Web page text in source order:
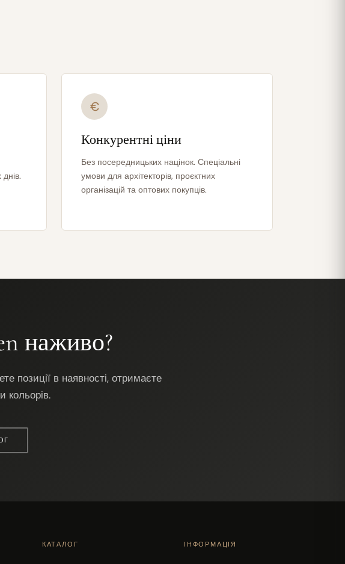
€
Конкурентні ціни
Без посередницьких націнок. Спеціальні
умови для архітекторів, проєктних
організацій та оптових покупців.
наживо?
позиції в наявності, отримаєте
кольорів.
КАТАЛОГ ІНФОРМАЦІЯ